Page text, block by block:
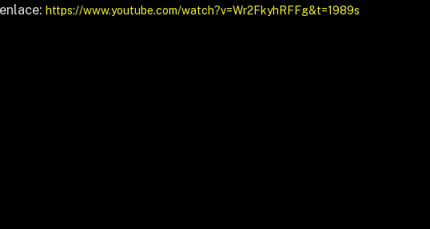
https://www.youtube.com/watch?v=Wr2FkyhRFFg&t=1989s